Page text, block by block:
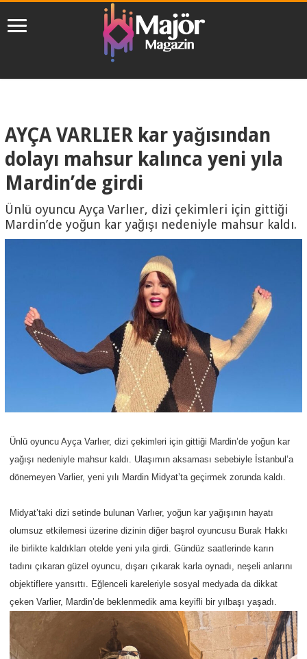
AYÇA VARLIER kar yağısından
dolayı mahsur kalınca yeni yıla
Mardin’de girdi
Ünlü oyuncu Ayça Varlıer, dizi çekimleri için gittiği
Mardin’de yoğun kar yağışı nedeniyle mahsur kaldı.
Ünlü oyuncu Ayça Varlıer, dizi çekimleri için gittiği Mardin’de yoğun kar
yağışı nedeniyle mahsur kaldı. Ulaşımın aksaması sebebiyle İstanbul’a
dönemeyen Varlier, yeni yılı Mardin Midyat’ta geçirmek zorunda kaldı.
Midyat’taki dizi setinde bulunan Varlıer, yoğun kar yağışının hayatı
olumsuz etkilemesi üzerine dizinin diğer başrol oyuncusu Burak Hakkı
ile birlikte kaldıkları otelde yeni yıla girdi. Gündüz saatlerinde karın
tadını çıkaran güzel oyuncu, dışarı çıkarak karla oynadı, neşeli anlarını
objektiflere yansıttı. Eğlenceli kareleriyle sosyal medyada da dikkat
çeken Varlier, Mardin’de beklenmedik ama keyifli bir yılbaşı yaşadı.